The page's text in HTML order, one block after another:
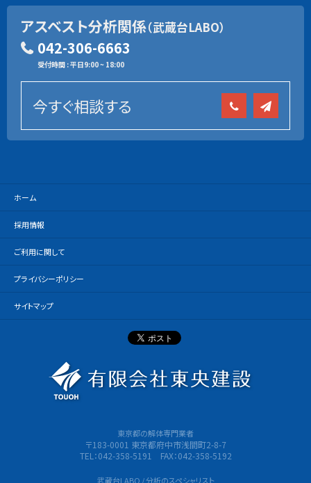
アスベスト分析関係（武蔵台LABO）
042-306-6663
受付時間 : 平日9:00 ~ 18:00
今すぐ相談する
ホーム
採用情報
ご利用に関して
プライバシーポリシー
サイトマップ
東京都の解体専門業者
〒183-0001 東京都府中市浅間町2-8-7
TEL：042-358-5191 FAX：042-358-5192
武蔵台LABO / 分析のスペシャリスト